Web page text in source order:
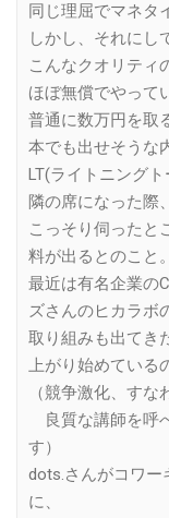
同じ理屈でマネタ
しかし、それにし
こんなクオリティ
ほぼ無償でやって
普通に数万円を取
本でも出せそうな
LT(ライトニング
隣の席になった際、
こっそり伺ったと
料が出るとのこと。
最近は有名企業の
ズさんのヒカラボ
取り組みも出てき
上がり始めている
（競争激化、す
良質な講師を呼
す）
dots.さんがコワー
に、